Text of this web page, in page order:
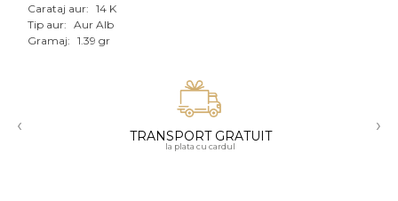
Aur mixt
18K
Carataj aur: 14 K
Tip aur: Aur Alb
Gramaj: 1.39 gr
‹ TRANSPORT GRATUIT
la plata cu cardul
›